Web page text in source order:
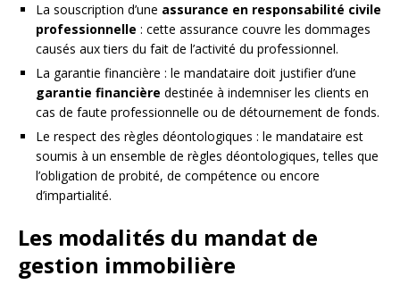
La souscription d’une assurance en responsabilité civile
professionnelle : cette assurance couvre les dommages
causés aux tiers du fait de l’activité du professionnel.
La garantie financière : le mandataire doit justifier d’une
garantie financière destinée à indemniser les clients en
cas de faute professionnelle ou de détournement de fonds.
Le respect des règles déontologiques : le mandataire est
soumis à un ensemble de règles déontologiques, telles que
l’obligation de probité, de compétence ou encore
d’impartialité.
Les modalités du mandat de
gestion immobilière